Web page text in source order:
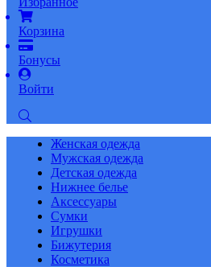
Корзина
Бонусы
Войти
Женская одежда
Мужская одежда
Детская одежда
Нижнее белье
Аксессуары
Сумки
Игрушки
Бижутерия
Косметика